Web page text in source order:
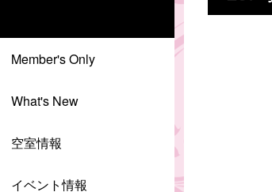
Member's Only
What's New
空室情報
イベント情報